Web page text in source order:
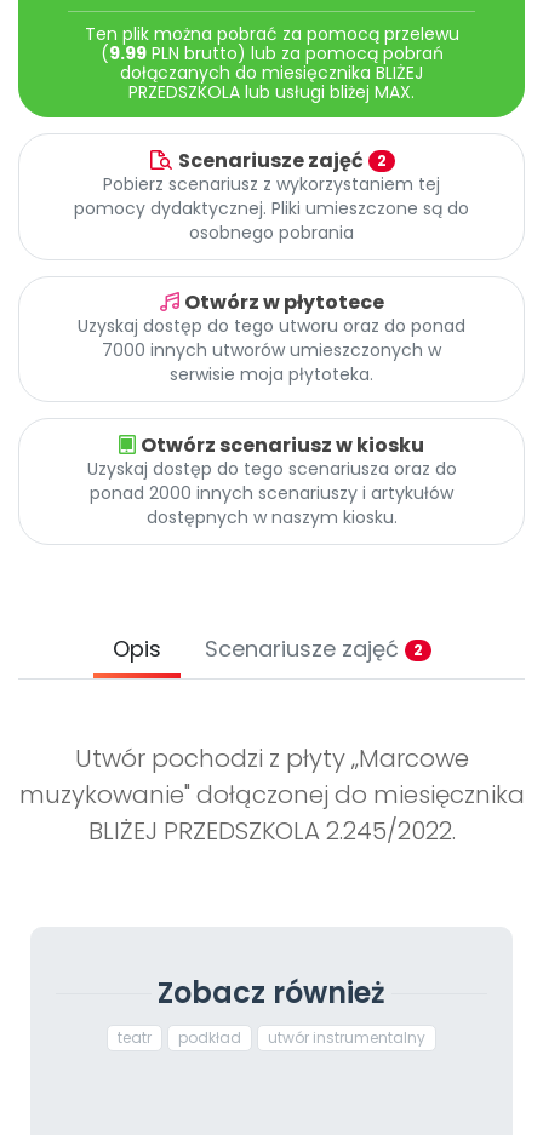
Pomoc
Promocje
Ten plik można pobrać za pomocą przelewu
(9.99PLN brutto) lub za pomocą pobrań
dołączanych do miesięcznika BLIŻEJ
PRZEDSZKOLA lub usługi bliżej MAX.
Scenariusze zajęć 2
Pobierz scenariusz z wykorzystaniem tej
pomocy dydaktycznej. Pliki umieszczone są do
osobnego pobrania
Otwórz w płytotece
Uzyskaj dostęp do tego utworu oraz do ponad
7000 innych utworów umieszczonych w
serwisie moja płytoteka.
Otwórz scenariusz w kiosku
Uzyskaj dostęp do tego scenariusza oraz do
ponad 2000 innych scenariuszy i artykułów
dostępnych w naszym kiosku.
Opis Scenariusze zajęć 2
Utwór pochodzi z płyty „Marcowe
muzykowanie" dołączonej do miesięcznika
BLIŻEJ PRZEDSZKOLA 2.245/2022.
Zobacz również
teatr podkład utwór instrumentalny